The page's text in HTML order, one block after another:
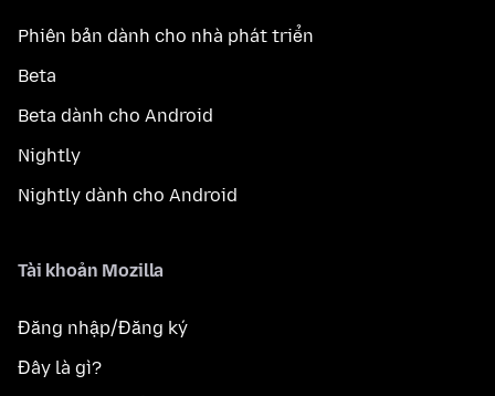
Phiên bản dành cho nhà phát triển
Beta
Beta dành cho Android
Nightly
Nightly dành cho Android
Tài khoản Mozilla
Đăng nhập/Đăng ký
Đây là gì?